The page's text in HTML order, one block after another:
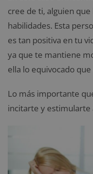
cree de ti, alguien
habilidades. Esta
es tan positiva en tu
ya que te mantiene
ella lo equivocado que
Lo más importante
incitarte y estimularte